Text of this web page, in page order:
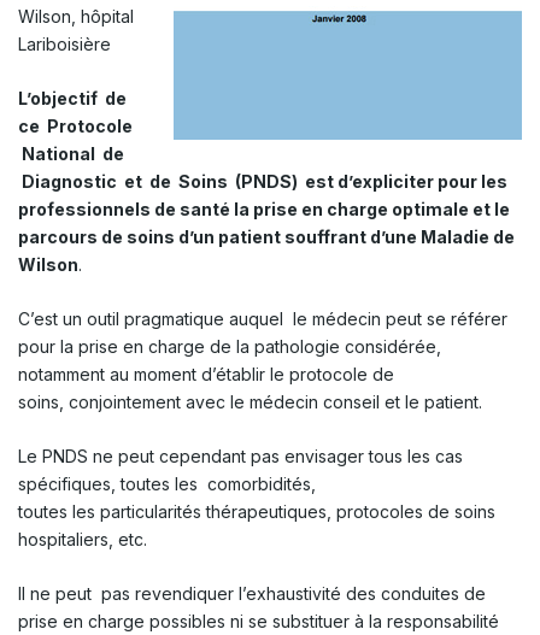
Wilson, hôpital
Lariboisière
L’objectif de
ce Protocole
National de
Diagnostic et de Soins (PNDS) est d’expliciter pour les
professionnels de santé la prise en charge optimale et le
parcours de soins d’un patient souffrant d’une Maladie de
Wilson.
C’est un outil pragmatique auquel le médecin peut se référer
pour la prise en charge de la pathologie considérée,
notamment au moment d’établir le protocole de
soins, conjointement avec le médecin conseil et le patient.
Le PNDS ne peut cependant pas envisager tous les cas
spécifiques, toutes les comorbidités,
toutes les particularités thérapeutiques, protocoles de soins
hospitaliers, etc.
Il ne peut pas revendiquer l’exhaustivité des conduites de
prise en charge possibles ni se substituer à la responsabilité